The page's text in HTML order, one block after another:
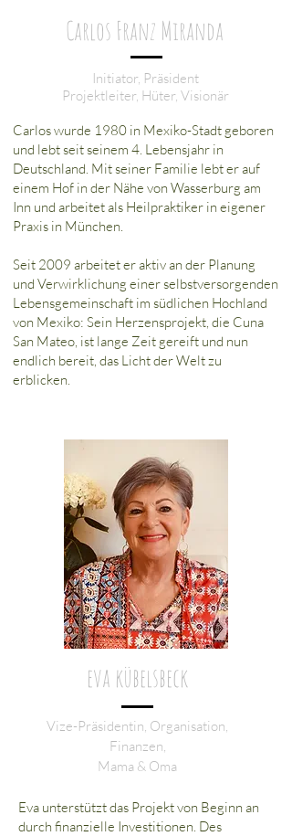
Carlos Franz Miranda
Initiator, Präsident
Projektleiter, Hüter, Visionär
Carlos wurde 1980 in Mexiko-Stadt geboren
und lebt seit seinem 4. Lebensjahr in
Deutschland. Mit seiner Familie lebt er auf
einem Hof in der Nähe von Wasserburg am
Inn und arbeitet als Heilpraktiker in eigener
Praxis in München.
Seit 2009 arbeitet er aktiv an der Planung
und Verwirklichung einer selbstversorgenden
Lebensgemeinschaft im südlichen Hochland
von Mexiko: Sein Herzensprojekt, die Cuna
San Mateo, ist lange Zeit gereift und nun
endlich bereit, das Licht der Welt zu
erblicken.
eva kübelsbeck
Vize-Präsidentin, Organisation,
Finanzen,
Mama & Oma
Eva unterstützt das Projekt von Beginn an
durch finanzielle Investitionen. Des